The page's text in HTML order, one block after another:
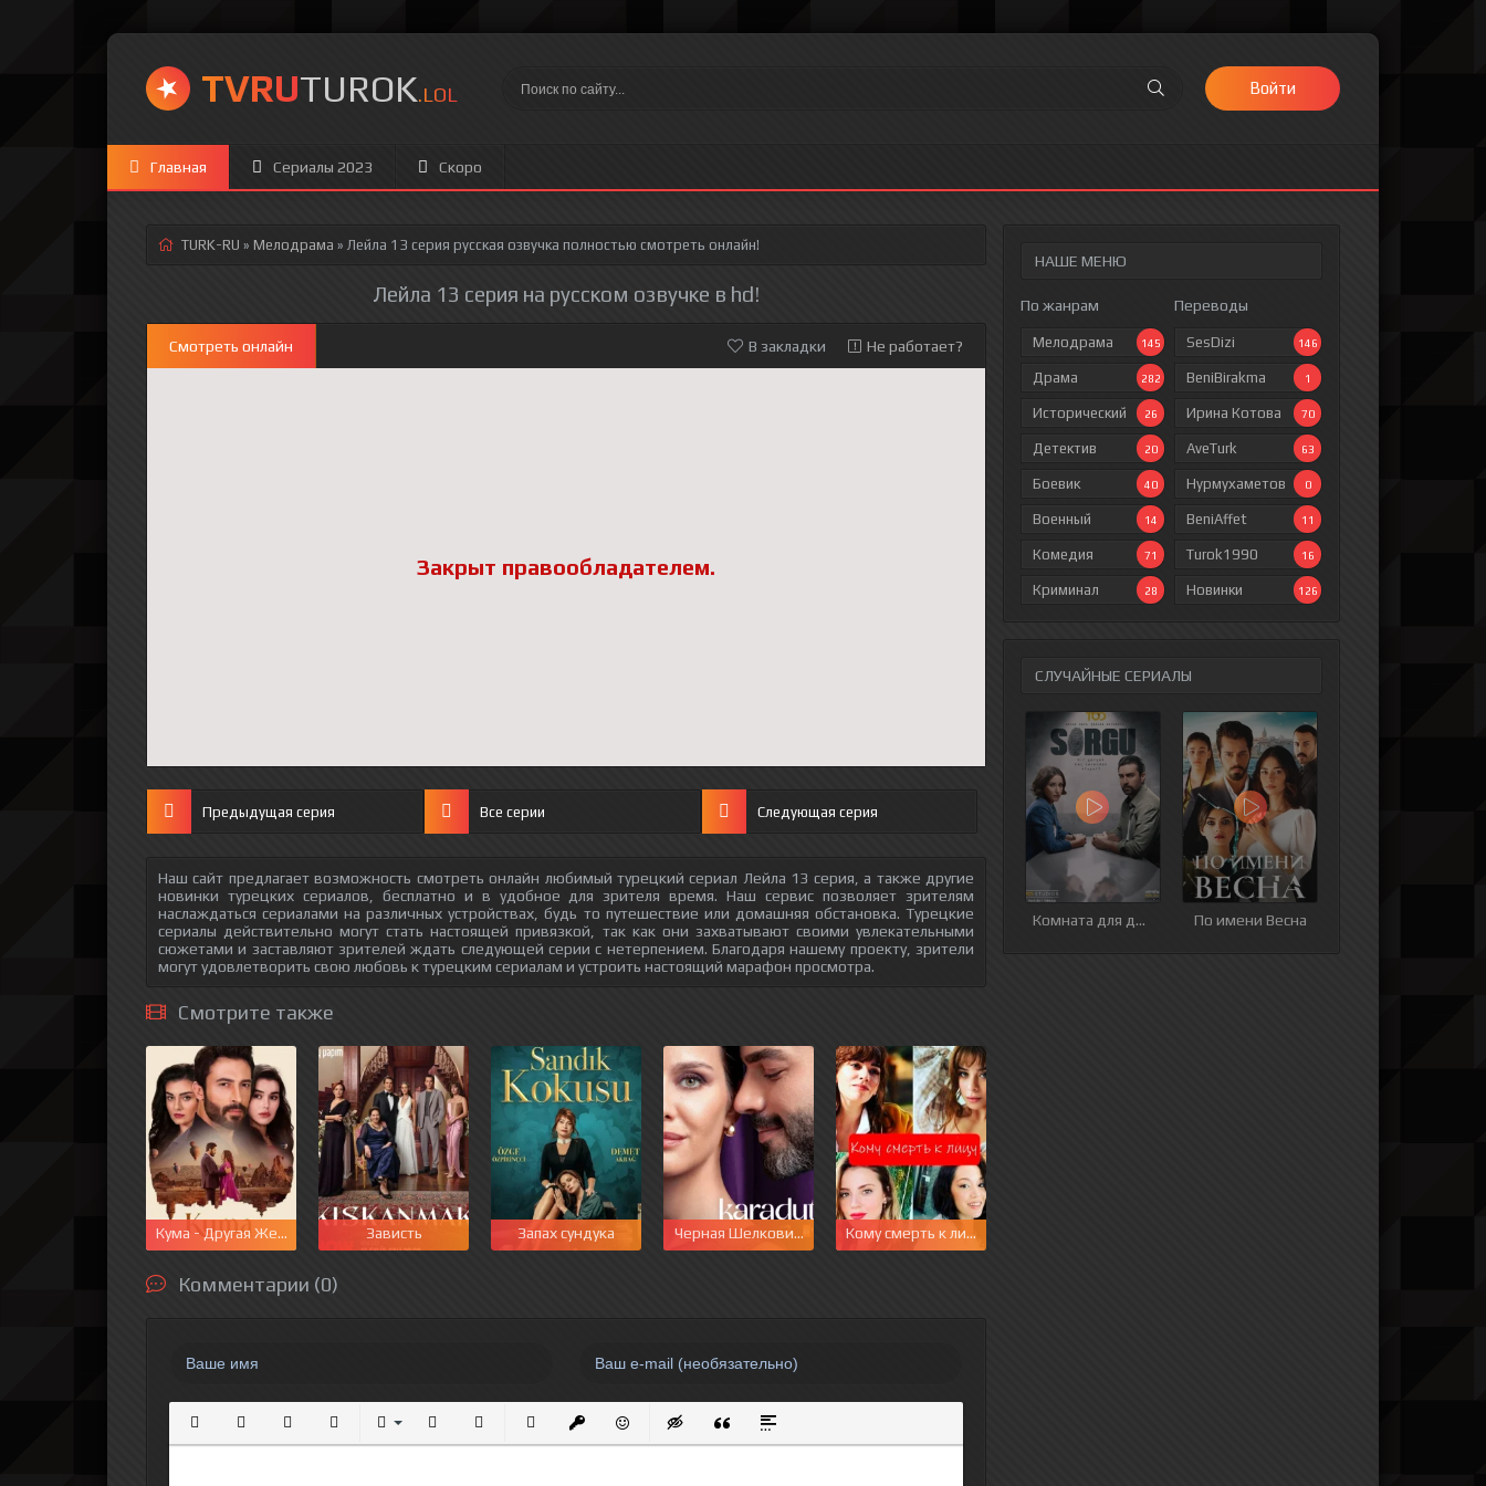
TVRUTUROK.LOL Войти
Главная Сериалы 2023 Скоро
НАШЕ МЕНЮ
По жанрам
Мелодрама 145
Драма 282
Исторический 26
Детектив 20
Боевик 40
Военный 14
Комедия 71
Криминал 28
Переводы
SesDizi 146
BeniBirakma 1
Ирина Котова 70
AveTurk 63
Нурмухаметов 0
BeniAffet 11
Turok1990 16
Новинки 126
СЛУЧАЙНЫЕ СЕРИАЛЫ
Комната для допросов По имени Весна
TURK-RU » Мелодрама » Лейла 13 серия русская озвучка полностью смотреть онлайн!
Лейла 13 серия на русском озвучке в hd!
Смотреть онлайн В закладки Не работает?
Закрыт правообладателем.
Предыдущая серия Все серии Следующая серия
Наш сайт предлагает возможность смотреть онлайн любимый турецкий сериал Лейла 13 серия, а также другие
новинки турецких сериалов, бесплатно и в удобное для зрителя время. Наш сервис позволяет зрителям
наслаждаться сериалами на различных устройствах, будь то путешествие или домашняя обстановка. Турецкие
сериалы действительно могут стать настоящей привязкой, так как они захватывают своими увлекательными
сюжетами и заставляют зрителей ждать следующей серии с нетерпением. Благодаря нашему проекту, зрители
могут удовлетворить свою любовь к турецким сериалам и устроить настоящий марафон просмотра.
Смотрите также
Кума - Другая Жена Зависть Запах сундука Черная Шелковица Кому смерть к лицу
Комментарии (0)
Полужирный
КурсивПодчеркнутый
ЗачеркнутыйВыравнивание
Нумерованный список
Маркированный список
Вставить ссылку
Вставить защищенную ссылку
Вставить смайлик
Вставка скрытого текста
Вставка цитаты
Вставка спойлера